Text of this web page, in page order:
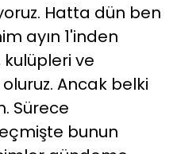
Hatta dün ben
ayın 1'inden
ve
Ancak belki
Sürece
bunun